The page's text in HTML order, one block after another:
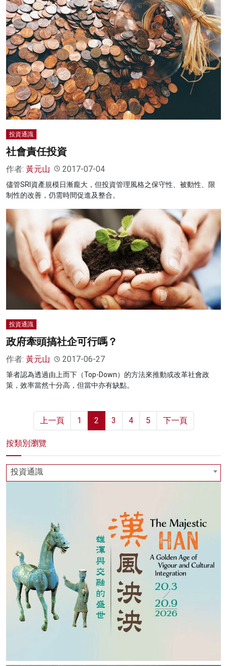
投資通識
社會責任投資
作者: 黃元山 2017-07-04
儘管SRI資產規模日漸龐大，但投資管理風格之保守性、被動性、限
制性的改善，仍需時間促進及整合。
投資通識
政府牽頭搞社企可行嗎？
作者: 黃元山 2017-06-27
筆者認為透過由上而下（Top-Down）的方法來推動或改革社會政
策，效率當然十分高，但當中亦有缺點。
上一頁 1 2 3 4 5 下一頁
按類別瀏覽
投資通識